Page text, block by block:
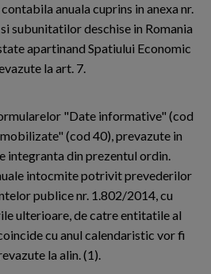
anuala cuprins in anexa nr.
subunitatilor deschise in Romania
apartinand Spatiului Economic
la art. 7.
"Date informative" (cod
(cod 40), prevazute in
integranta din prezentul ordin.
intocmite potrivit prevederilor
publice nr. 1.802/2014, cu
ulterioare, de catre entitatile al
cu anul calendaristic vor fi
la alin. (1).